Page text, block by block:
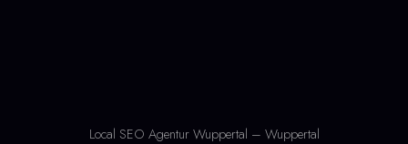
Local SEO Agentur Wuppertal – Wuppertal